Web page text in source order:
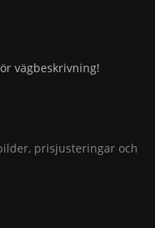
vägbeskrivning!
prisjusteringar och